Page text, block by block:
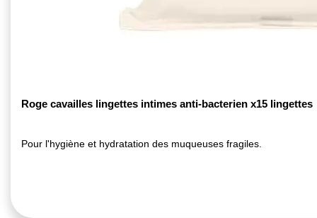
Roge cavailles lingettes intimes anti-bacterien x15 lingettes
Pour l'hygiène et hydratation des muqueuses fragiles.